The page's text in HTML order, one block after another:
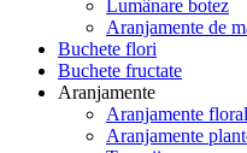
Lumânare botez
Aranjamente de
Buchete flori
Buchete fructate
Aranjamente
Aranjamente
Aranjamente